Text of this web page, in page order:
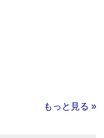
もっと見る »